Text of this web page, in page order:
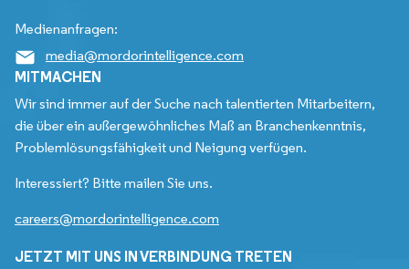
Medienanfragen:
media@mordorintelligence.com
MITMACHEN
Wir sind immer auf der Suche nach talentierten Mitarbeitern,
die über ein außergewöhnliches Maß an Branchenkenntnis,
Problemlösungsfähigkeit und Neigung verfügen.
Interessiert? Bitte mailen Sie uns.
careers@mordorintelligence.com
JETZT MIT UNS IN VERBINDUNG TRETEN